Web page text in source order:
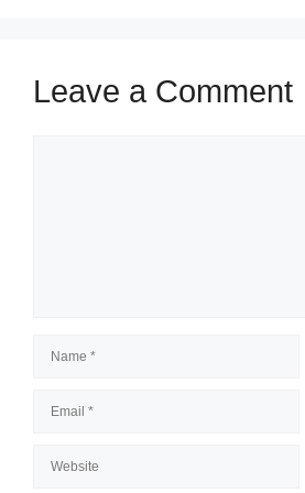
Leave a Comment